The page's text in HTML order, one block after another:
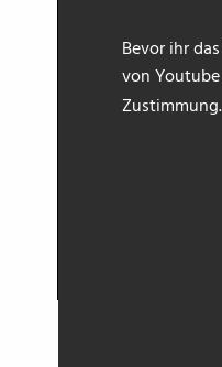
Bevor ihr
von
Zustimmung.